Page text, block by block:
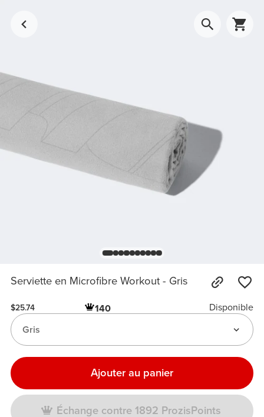
Serviette en Microfibre Workout - Gris
$25.74 140
Disponible
Gris
Ajouter au panier
Échange contre 1892 ProzisPoints